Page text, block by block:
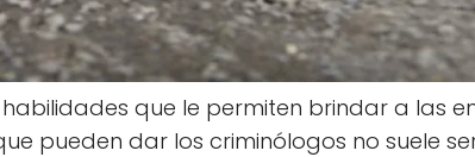
que le permiten brindar a las
pueden dar los criminólogos no suele